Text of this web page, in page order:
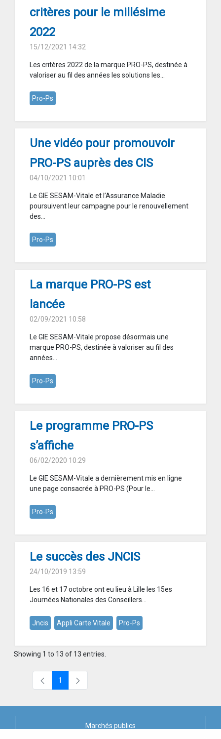
critères pour le millésime
2022
15/12/2021 14:32
Les critères 2022 de la marque PRO-PS, destinée à
valoriser au fil des années les solutions les...
Pro-Ps
Une vidéo pour promouvoir
PRO-PS auprès des CIS
04/10/2021 10:01
Le GIE SESAM-Vitale et l’Assurance Maladie
poursuivent leur campagne pour le renouvellement
des...
Pro-Ps
La marque PRO-PS est
lancée
02/09/2021 10:58
Le GIE SESAM-Vitale propose désormais une
marque PRO-PS, destinée à valoriser au fil des
années...
Pro-Ps
Le programme PRO-PS
s’affiche
06/02/2020 10:29
Le GIE SESAM-Vitale a dernièrement mis en ligne
une page consacrée à PRO-PS (Pour le...
Pro-Ps
Le succès des JNCIS
24/10/2019 13:59
Les 16 et 17 octobre ont eu lieu à Lille les 15es
Journées Nationales des Conseillers...
Jncis Appli Carte Vitale Pro-Ps
Showing 1 to 13 of 13 entries.
Page
1
Marchés publics